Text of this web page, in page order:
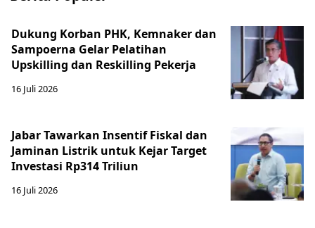
Dukung Korban PHK, Kemnaker dan
Sampoerna Gelar Pelatihan
Upskilling dan Reskilling Pekerja
16 Juli 2026
Jabar Tawarkan Insentif Fiskal dan
Jaminan Listrik untuk Kejar Target
Investasi Rp314 Triliun
16 Juli 2026